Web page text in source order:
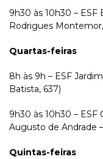
9h30 às 10h30 – ESF
Rodrigues Montemor,
Quartas-feiras
8h às 9h – ESF
Batista, 637)
9h30 às 10h30 –
Augusto de Andrade
Quintas-feiras